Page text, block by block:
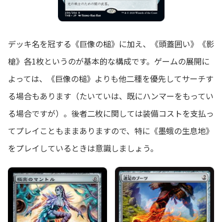
デッキ名を冠する《巨像の槌》に加え、《頭蓋囲い》《影
槍》各1枚というのが基本的な構成です。ゲームの展開に
よっては、《巨像の槌》よりも他二種を優先してサーチす
る場合もあります（たいていは、既にハンマーをもってい
る場合ですが）。後者二枚に関しては装備コストを支払っ
てプレイこともままありますので、特に《墨蛾の生息地》
をプレイしているときは意識しましょう。